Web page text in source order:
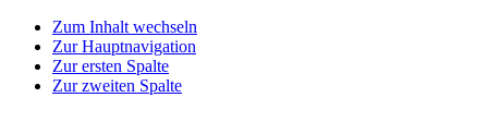
Zum Inhalt wechseln
Zur Hauptnavigation
Zur ersten Spalte
Zur zweiten Spalte